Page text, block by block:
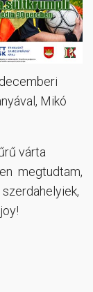
Mikó
várta
megtudtam,